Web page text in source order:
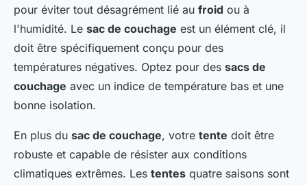
pour éviter tout désagrément lié au froid ou à
l'humidité. Le sac de couchage est un élément clé, il
doit être spécifiquement conçu pour des
températures négatives. Optez pour des sacs de
couchage avec un indice de température bas et une
bonne isolation.
En plus du sac de couchage, votre tente doit être
robuste et capable de résister aux conditions
climatiques extrêmes. Les tentes quatre saisons sont